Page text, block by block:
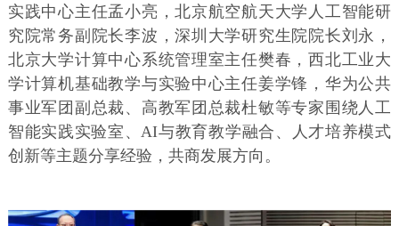
实践中心主任孟小亮，北京航空航天大学人工智能研
究院常务副院长李波，深圳大学研究生院院长刘永，
北京大学计算中心系统管理室主任樊春，西北工业大
学计算机基础教学与实验中心主任姜学锋，华为公共
事业军团副总裁、高教军团总裁杜敏等专家围绕人工
智能实践实验室、AI与教育教学融合、人才培养模式
创新等主题分享经验，共商发展方向。